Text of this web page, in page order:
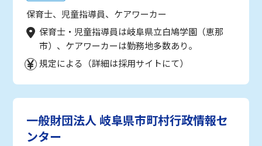
保育士、児童指導員、ケアワーカー
保育士・児童指導員は岐阜県立白鳩学園（恵那
市）、ケアワーカーは勤務地多数あり。
規定による（詳細は採用サイトにて）
一般財団法人 岐阜県市町村行政情報セ
ンター